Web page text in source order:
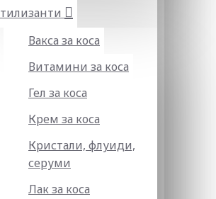
Вакса за коса
Витамини за коса
Гел за коса
Крем за коса
Кристали, флуиди,
серуми
Лак за коса